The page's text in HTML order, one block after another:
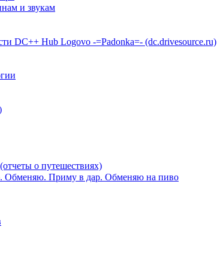
и звукам
DC++ Hub Logovo -=Padonka=- (dc.drivesource.ru)
о путешествиях)
Приму в дар. Обменяю на пиво